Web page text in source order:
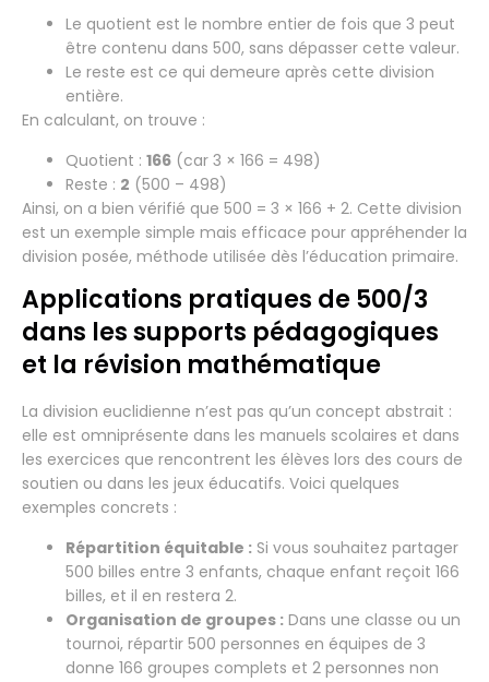
Le quotient est le nombre entier de fois que 3 peut
être contenu dans 500, sans dépasser cette valeur.
Le reste est ce qui demeure après cette division
entière.
En calculant, on trouve :
Quotient : 166 (car 3 × 166 = 498)
Reste : 2 (500 – 498)
Ainsi, on a bien vérifié que 500 = 3 × 166 + 2. Cette division
est un exemple simple mais efficace pour appréhender la
division posée, méthode utilisée dès l’éducation primaire.
Applications pratiques de 500/3
dans les supports pédagogiques
et la révision mathématique
La division euclidienne n’est pas qu’un concept abstrait :
elle est omniprésente dans les manuels scolaires et dans
les exercices que rencontrent les élèves lors des cours de
soutien ou dans les jeux éducatifs. Voici quelques
exemples concrets :
Répartition équitable : Si vous souhaitez partager
500 billes entre 3 enfants, chaque enfant reçoit 166
billes, et il en restera 2.
Organisation de groupes : Dans une classe ou un
tournoi, répartir 500 personnes en équipes de 3
donne 166 groupes complets et 2 personnes non